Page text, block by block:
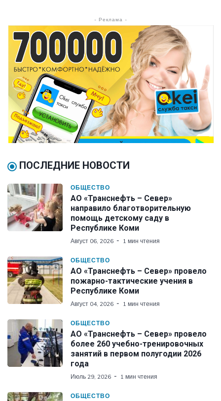
- Реклама -
ПОСЛЕДНИЕ НОВОСТИ
ОБЩЕСТВО
АО «Транснефть – Север»
направило благотворительную
помощь детскому саду в
Республике Коми
Август 06, 2026 1 мин чтения
ОБЩЕСТВО
АО «Транснефть – Север» провело
пожарно-тактические учения в
Республике Коми
Август 04, 2026 1 мин чтения
ОБЩЕСТВО
АО «Транснефть – Север» провело
более 260 учебно-тренировочных
занятий в первом полугодии 2026
года
Июль 29, 2026 1 мин чтения
ОБЩЕСТВО